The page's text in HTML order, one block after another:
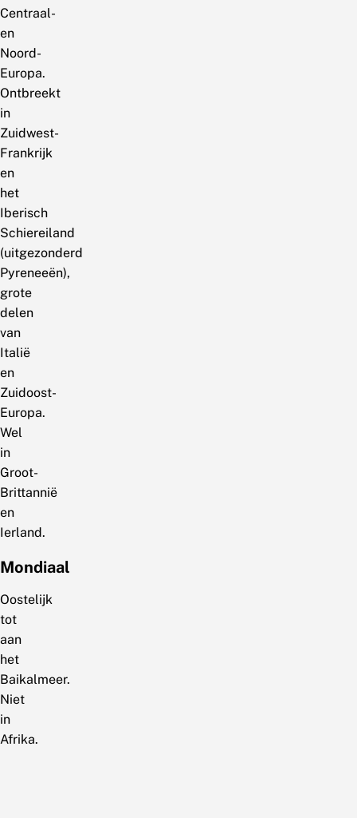
Centraal-
en
Noord-
Europa.
Ontbreekt
in
Zuidwest-
Frankrijk
en
het
Iberisch
Schiereiland
(uitgezonderd
Pyreneeën),
grote
delen
van
Italië
en
Zuidoost-
Europa.
Wel
in
Groot-
Brittannië
en
Ierland.
Mondiaal
Oostelijk
tot
aan
het
Baikalmeer.
Niet
in
Afrika.